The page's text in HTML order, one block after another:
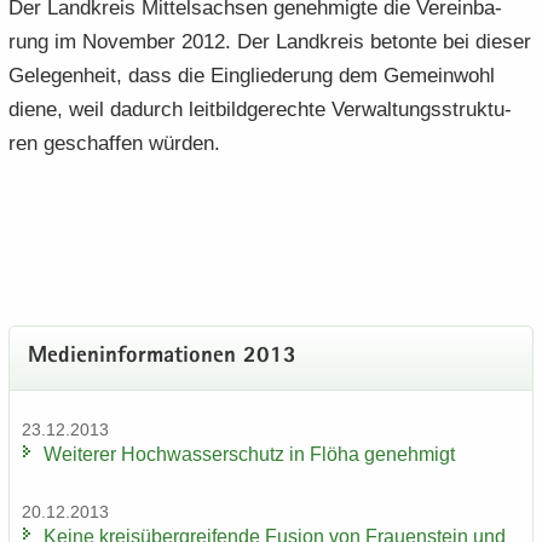
Der Land­kreis Mit­tel­sach­sen ge­neh­mig­te die Ver­ein­ba­
rung im No­vem­ber 2012. Der Land­kreis be­ton­te bei die­ser
Ge­le­gen­heit, dass die Ein­glie­de­rung dem Ge­mein­wohl
diene, weil da­durch leit­bild­ge­rech­te Ver­wal­tungs­struk­tu­
ren ge­schaf­fen wür­den.
Me­di­en­in­for­ma­tio­nen 2013
23.12.2013
Wei­te­rer Hoch­was­ser­schutz in Flöha ge­neh­migt
20.12.2013
Keine kreis­über­grei­fen­de Fu­si­on von Frau­en­stein und